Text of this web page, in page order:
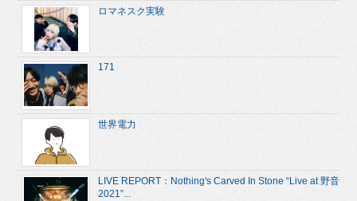
ロマネスク実験
171
世界電力
LIVE REPORT：Nothing's Carved In Stone “Live at 野音
2021”...